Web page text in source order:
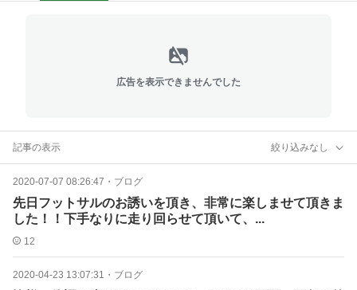
広告を表示できませんでした
記事の表示 絞り込みなし
2020-07-07 08:26:47 ・ ブログ
先日フットサルのお誘いを頂き、非常に楽しませて頂きま
した！！下手なりに走り回らせて頂いて、...
12
2020-04-23 13:07:31 ・ ブログ